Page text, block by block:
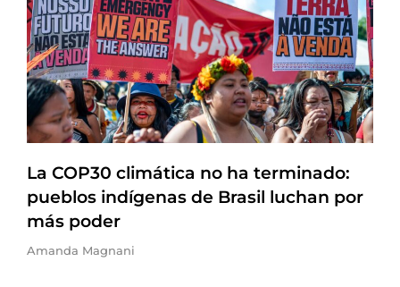
La COP30 climática no ha terminado:
pueblos indígenas de Brasil luchan por
más poder
Amanda Magnani